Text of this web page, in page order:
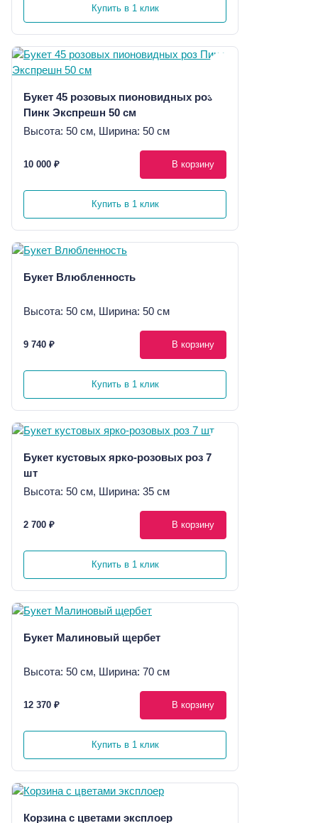
Купить в 1 клик
Букет 45 розовых пионовидных роз
Пинк Экспрешн 50 см
Высота: 50 см, Ширина: 50 см
10 000 ₽ В корзину
Купить в 1 клик
Букет Влюбленность
Высота: 50 см, Ширина: 50 см
9 740 ₽ В корзину
Купить в 1 клик
Букет кустовых ярко-розовых роз 7
шт
Высота: 50 см, Ширина: 35 см
2 700 ₽ В корзину
Купить в 1 клик
Букет Малиновый щербет
Высота: 50 см, Ширина: 70 см
12 370 ₽ В корзину
Купить в 1 клик
Корзина с цветами эксплоер